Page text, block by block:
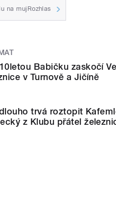
na mujRozhlas
Babičku zaskočí
v Turnově a Jičíně
trvá roztopit
z Klubu přátel